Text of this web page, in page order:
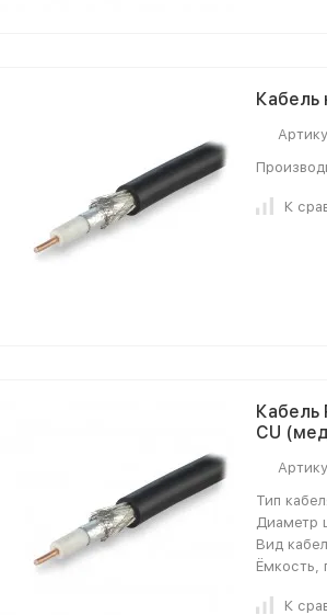
Кабель
К
Кабель
CU
Тип
Диаметр
Вид
Ёмкость,
К